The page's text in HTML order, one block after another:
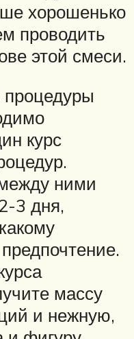
хорошенько
проводить
этой смеси.
курс
ними
3 дня,
массу
и нежную,